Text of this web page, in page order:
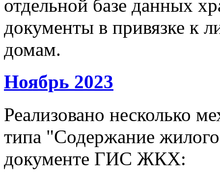
отдельной базе данных
документы в привязке к
домам.
Ноябрь 2023
Реализовано несколько
типа "Содержание
документе ГИС ЖКХ: